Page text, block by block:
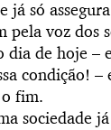
já só
pela voz dos
dia de hoje –
condição! –
fim.
sociedade